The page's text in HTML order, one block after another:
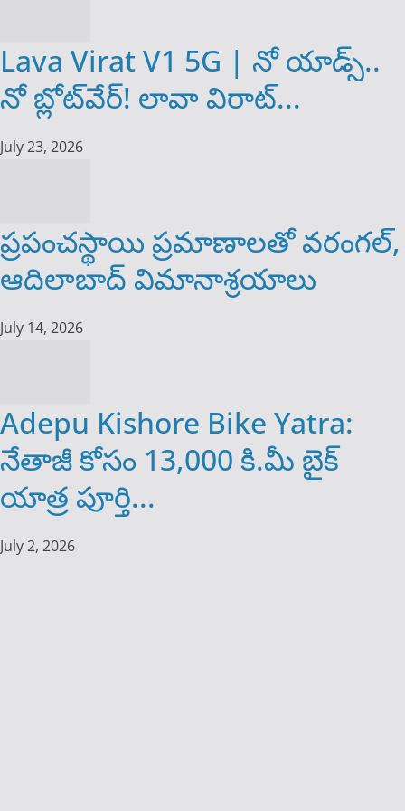
Lava Virat V1 5G | నో యాడ్స్..
నో బ్లోట్‌వేర్! లావా విరాట్...
July 23, 2026
ప్రపంచస్థాయి ప్రమాణాలతో వరంగల్,
ఆదిలాబాద్ విమానాశ్రయాలు
July 14, 2026
Adepu Kishore Bike Yatra:
నేతాజీ కోసం 13,000 కి.మీ బైక్
యాత్ర పూర్తి...
July 2, 2026